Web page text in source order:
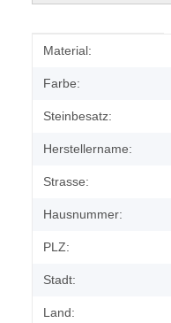
Produkteigenschaft
Wert
Material:
Farbe:
Steinbesatz:
Herstellername:
Strasse:
Hausnummer:
PLZ:
Stadt:
Land: